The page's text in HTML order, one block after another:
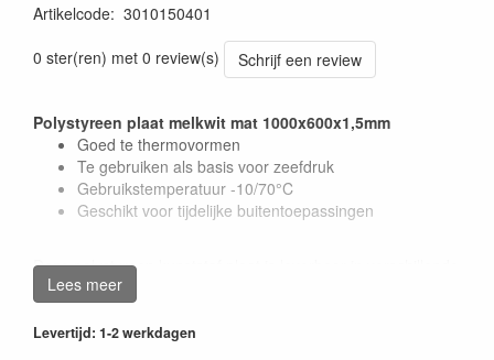
Artikelcode: 3010150401
0 ster(ren) met 0 review(s)
Schrijf een review
Polystyreen plaat melkwit mat 1000x600x1,5mm
Goed te thermovormen
Te gebruiken als basis voor zeefdruk
Gebruikstemperatuur -10/70°C
Geschikt voor tijdelijke buitentoepassingen
Deze polystyreen kunststof plaat is leverbaar in verschillende
kleuren en in mat of eenzijdig glans uitvoering.
Meer info vindt u in het
Lees meer
Levertijd: 1-2 werkdagen